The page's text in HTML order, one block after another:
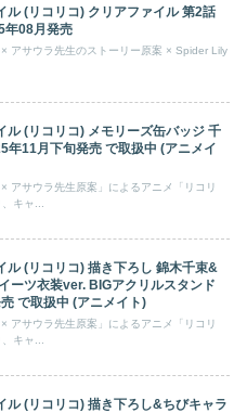
ル (リコリコ) クリアファイル 第2話
年08月発売
× アサウラ先生のストーリー原案 × Spider Lily
ル (リコリコ) メモリーズ缶バッジ 千
年11月下旬発売 で取扱中 (アニメイ
アサウラ先生原案」によるアニメ「リコリ
キャ...
ル (リコリコ) 描き下ろし 錦木千束&
ーツ衣装ver. BIGアクリルスタンド
で取扱中 (アニメイト)
アサウラ先生原案」によるアニメ「リコリ
キャ...
ル (リコリコ) 描き下ろし&ちびキャラ